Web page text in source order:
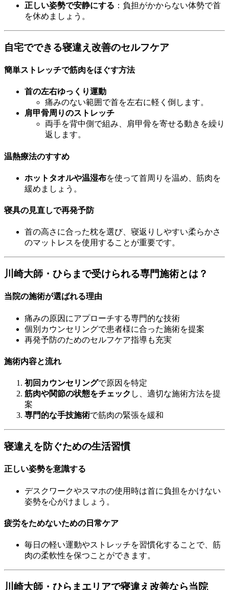
正しい姿勢で安静にする ：負担がかからない体勢で首
を休めましょう。
自宅でできる寝違え改善のセルフケア
簡単ストレッチで筋肉をほぐす方法
首の左右ゆっくり運動
痛みのない範囲で首を左右に軽く倒します。
肩甲骨周りのストレッチ
両手を背中側で組み、肩甲骨を寄せる動きを繰り
返します。
温熱療法のすすめ
ホットタオルや温湿布を使って首周りを温め、筋肉を
緩めましょう。
寝具の見直しで再発予防
首の高さに合った枕を選び、寝返りしやすい柔らかさ
のマットレスを使用することが重要です。
川崎大師・ひらまで受けられる専門施術とは？
当院の施術が選ばれる理由
痛みの原因にアプローチする専門的な技術
個別カウンセリングで患者様に合った施術を提案
再発予防のためのセルフケア指導も充実
施術内容と流れ
初回カウンセリングで原因を特定
筋肉や関節の状態をチェック し、適切な施術方法を提
案
専門的な手技施術で筋肉の緊張を緩和
寝違えを防ぐための生活習慣
正しい姿勢を意識する
デスクワークやスマホの使用時は首に負担をかけない
姿勢を心がけましょう。
疲労をためないための日常ケア
毎日の軽い運動やストレッチを習慣化することで、筋
肉の柔軟性を保つことができます。
川崎大師・ひらまエリアで寝違え改善なら当院